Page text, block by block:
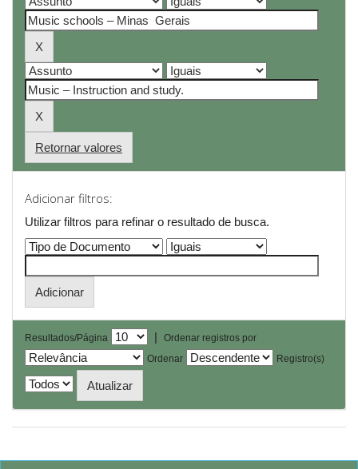
Retornar valores
Adicionar filtros:
Utilizar filtros para refinar o resultado de busca.
Resultados/Página |
Ordenar registros por
Ordenar
Registro(s)